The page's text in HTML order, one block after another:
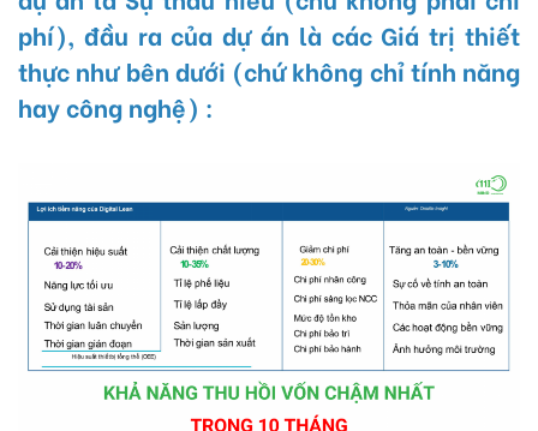
phí), đầu ra của dự án là các Giá trị thiết
thực như bên dưới (chứ không chỉ tính năng
hay công nghệ) :